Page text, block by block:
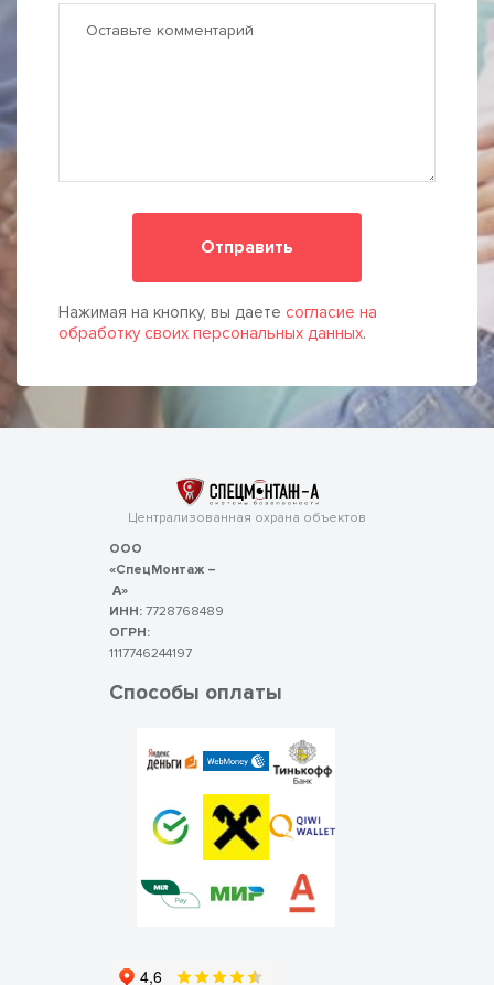
Нажимая на кнопку, вы даете согласие на
обработку своих персональных данных.
Централизованная охрана объектов
ООО
«СпецМонтаж –
А»
ИНН: 7728768489
ОГРН:
1117746244197
Способы оплаты